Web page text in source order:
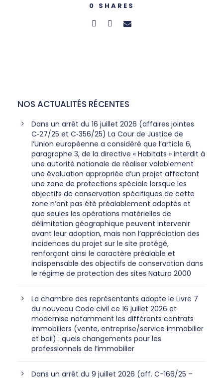
0 SHARES
NOS ACTUALITÉS RÉCENTES
Dans un arrêt du 16 juillet 2026 (affaires jointes
C‑27/25 et C‑356/25) La Cour de Justice de
l’Union européenne a considéré que l’article 6,
paragraphe 3, de la directive « Habitats » interdit à
une autorité nationale de réaliser valablement
une évaluation appropriée d’un projet affectant
une zone de protections spéciale lorsque les
objectifs de conservation spécifiques de cette
zone n’ont pas été préalablement adoptés et
que seules les opérations matérielles de
délimitation géographique peuvent intervenir
avant leur adoption, mais non l’appréciation des
incidences du projet sur le site protégé,
renforçant ainsi le caractère préalable et
indispensable des objectifs de conservation dans
le régime de protection des sites Natura 2000
La chambre des représentants adopte le Livre 7
du nouveau Code civil ce 16 juillet 2026 et
modernise notamment les différents contrats
immobiliers (vente, entreprise/service immobilier
et bail) : quels changements pour les
professionnels de l’immobilier
Dans un arrêt du 9 juillet 2026 (aff. C-166/25 –